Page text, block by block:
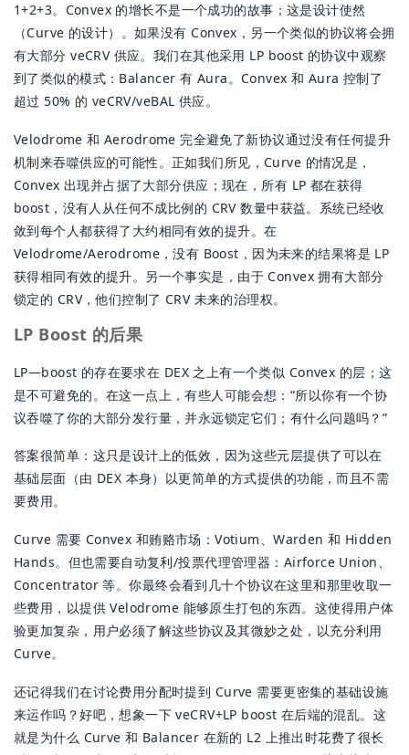
1+2+3。Convex 的增长不是一个成功的故事；这是设计使然
（Curve 的设计）。如果没有 Convex，另一个类似的协议将会拥
有大部分 veCRV 供应。我们在其他采用 LP boost 的协议中观察
到了类似的模式：Balancer 有 Aura。Convex 和 Aura 控制了
超过 50% 的 veCRV/veBAL 供应。
Velodrome 和 Aerodrome 完全避免了新协议通过没有任何提升
机制来吞噬供应的可能性。正如我们所见，Curve 的情况是，
Convex 出现并占据了大部分供应；现在，所有 LP 都在获得
boost，没有人从任何不成比例的 CRV 数量中获益。系统已经收
敛到每个人都获得了大约相同有效的提升。在
Velodrome/Aerodrome，没有 Boost，因为未来的结果将是 LP
获得相同有效的提升。另一个事实是，由于 Convex 拥有大部分
锁定的 CRV，他们控制了 CRV 未来的治理权。
LP Boost 的后果
LP—boost 的存在要求在 DEX 之上有一个类似 Convex 的层；这
是不可避免的。在这一点上，有些人可能会想：“所以你有一个协
议吞噬了你的大部分发行量，并永远锁定它们；有什么问题吗？”
答案很简单：这只是设计上的低效，因为这些元层提供了可以在
基础层面（由 DEX 本身）以更简单的方式提供的功能，而且不需
要费用。
Curve 需要 Convex 和贿赂市场：Votium、Warden 和 Hidden
Hands。但也需要自动复利/投票代理管理器：Airforce Union、
Concentrator 等。你最终会看到几十个协议在这里和那里收取一
些费用，以提供 Velodrome 能够原生打包的东西。这使得用户体
验更加复杂，用户必须了解这些协议及其微妙之处，以充分利用
Curve。
还记得我们在讨论费用分配时提到 Curve 需要更密集的基础设施
来运作吗？好吧，想象一下 veCRV+LP boost 在后端的混乱。这
就是为什么 Curve 和 Balancer 在新的 L2 上推出时花费了很长